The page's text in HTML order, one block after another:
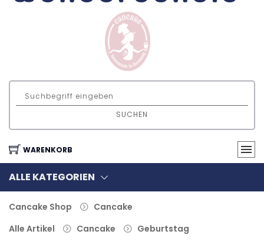
SUCHEN
WARENKORB
ALLE KATEGORIEN
Cancake Shop
Cancake
Alle Artikel
Cancake
Geburtstag